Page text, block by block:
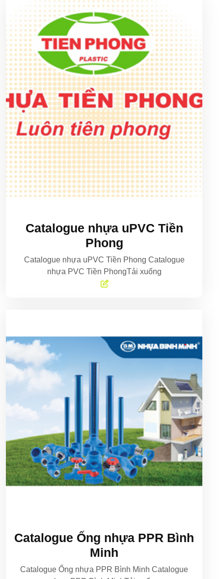
Catalogue nhựa uPVC Tiền
Phong
Catalogue nhựa uPVC Tiền Phong Catalogue
nhựa PVC Tiền PhongTải xuống
Catalogue Ống nhựa PPR Bình
Minh
Catalogue Ống nhựa PPR Bình Minh Catalogue